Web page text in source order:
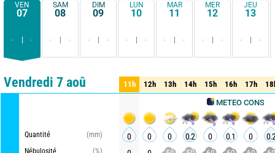
VEN
07
- -
SAM
08
- -
DIM
09
- -
LUN
10
- -
MAR
11
- -
MER
12
- -
JEU
13
- -
Comparateur détaillé synthétique
Vendredi 7 aoû
METEO CONSULT
Quantité
(mm)
Nébulosité
(%)
11h 12h 13h 14h 15h 16h 17h
11h 12h 13h 14h 15h 16h 17h
0 0 0 0.2 0 0.1 0